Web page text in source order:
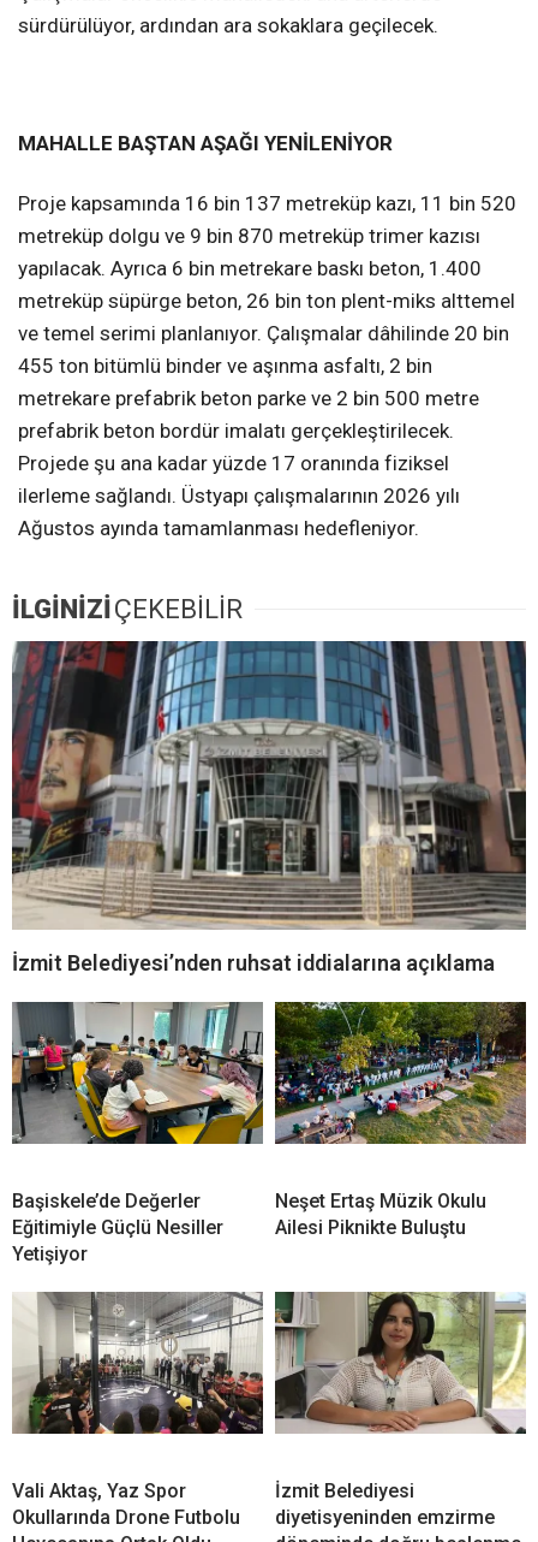
sürdürülüyor, ardından ara sokaklara geçilecek.
MAHALLE BAŞTAN AŞAĞI YENİLENİYOR
Proje kapsamında 16 bin 137 metreküp kazı, 11 bin 520
metreküp dolgu ve 9 bin 870 metreküp trimer kazısı
yapılacak. Ayrıca 6 bin metrekare baskı beton, 1.400
metreküp süpürge beton, 26 bin ton plent-miks alttemel
ve temel serimi planlanıyor. Çalışmalar dâhilinde 20 bin
455 ton bitümlü binder ve aşınma asfaltı, 2 bin
metrekare prefabrik beton parke ve 2 bin 500 metre
prefabrik beton bordür imalatı gerçekleştirilecek.
Projede şu ana kadar yüzde 17 oranında fiziksel
ilerleme sağlandı. Üstyapı çalışmalarının 2026 yılı
Ağustos ayında tamamlanması hedefleniyor.
İLGİNİZİÇEKEBİLİR
İzmit Belediyesi’nden ruhsat iddialarına açıklama
Başiskele’de Değerler
Eğitimiyle Güçlü Nesiller
Yetişiyor
Neşet Ertaş Müzik Okulu
Ailesi Piknikte Buluştu
Vali Aktaş, Yaz Spor
Okullarında Drone Futbolu
İzmit Belediyesi
diyetisyeninden emzirme